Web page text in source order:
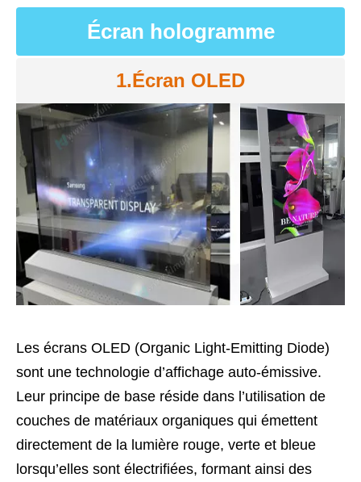
Écran hologramme
1.Écran OLED
Les écrans OLED (Organic Light-Emitting Diode)
sont une technologie d’affichage auto-émissive.
Leur principe de base réside dans l’utilisation de
couches de matériaux organiques qui émettent
directement de la lumière rouge, verte et bleue
lorsqu’elles sont électrifiées, formant ainsi des